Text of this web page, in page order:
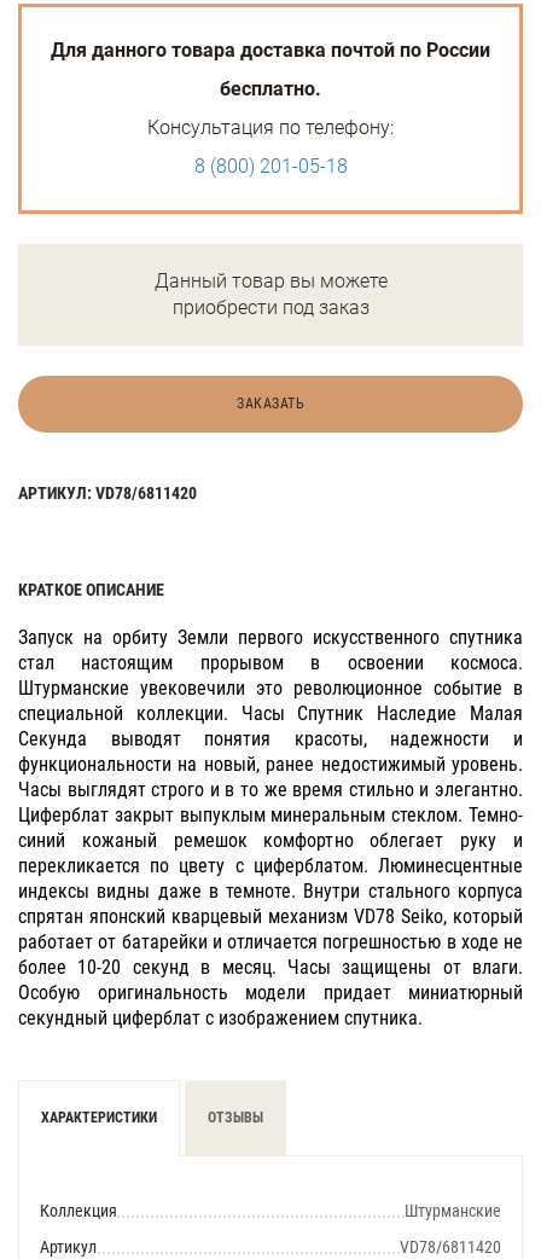
Для данного товара доставка почтой по России
бесплатно.
Консультация по телефону:
8 (800) 201-05-18
Данный товар вы можете
приобрести под заказ
ЗАКАЗАТЬ
АРТИКУЛ: VD78/6811420
КРАТКОЕ ОПИСАНИЕ
Запуск на орбиту Земли первого искусственного спутника
стал настоящим прорывом в освоении космоса.
Штурманские увековечили это революционное событие в
специальной коллекции. Часы Спутник Наследие Малая
Секунда выводят понятия красоты, надежности и
функциональности на новый, ранее недостижимый уровень.
Часы выглядят строго и в то же время стильно и элегантно.
Циферблат закрыт выпуклым минеральным стеклом. Темно-
синий кожаный ремешок комфортно облегает руку и
перекликается по цвету с циферблатом. Люминесцентные
индексы видны даже в темноте. Внутри стального корпуса
спрятан японский кварцевый механизм VD78 Seiko, который
работает от батарейки и отличается погрешностью в ходе не
более 10-20 секунд в месяц. Часы защищены от влаги.
Особую оригинальность модели придает миниатюрный
секундный циферблат с изображением спутника.
ХАРАКТЕРИСТИКИ ОТЗЫВЫ
Коллекция
Штурманские
Артикул
VD78/6811420